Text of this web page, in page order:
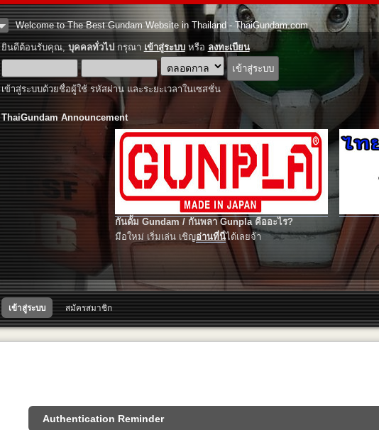
Welcome to The Best Gundam Website in Thailand - ThaiGundam.com
ยินดีต้อนรับคุณ, บุคคลทั่วไปกรุณา เข้าสู่ระบบหรือ ลงทะเบียน
เข้าสู่ระบบด้วยชื่อผู้ใช้ รหัสผ่าน และระยะเวลาในเซสชั่น
ThaiGundam Announcement
กันดั้ม Gundam / กันพลา Gunpla คืออะไร?
มือใหม่ เริ่มเล่น เชิญอ่านที่นี่ได้เลยจ้า
เข้าสู่ระบบ สมัครสมาชิก
Authentication Reminder